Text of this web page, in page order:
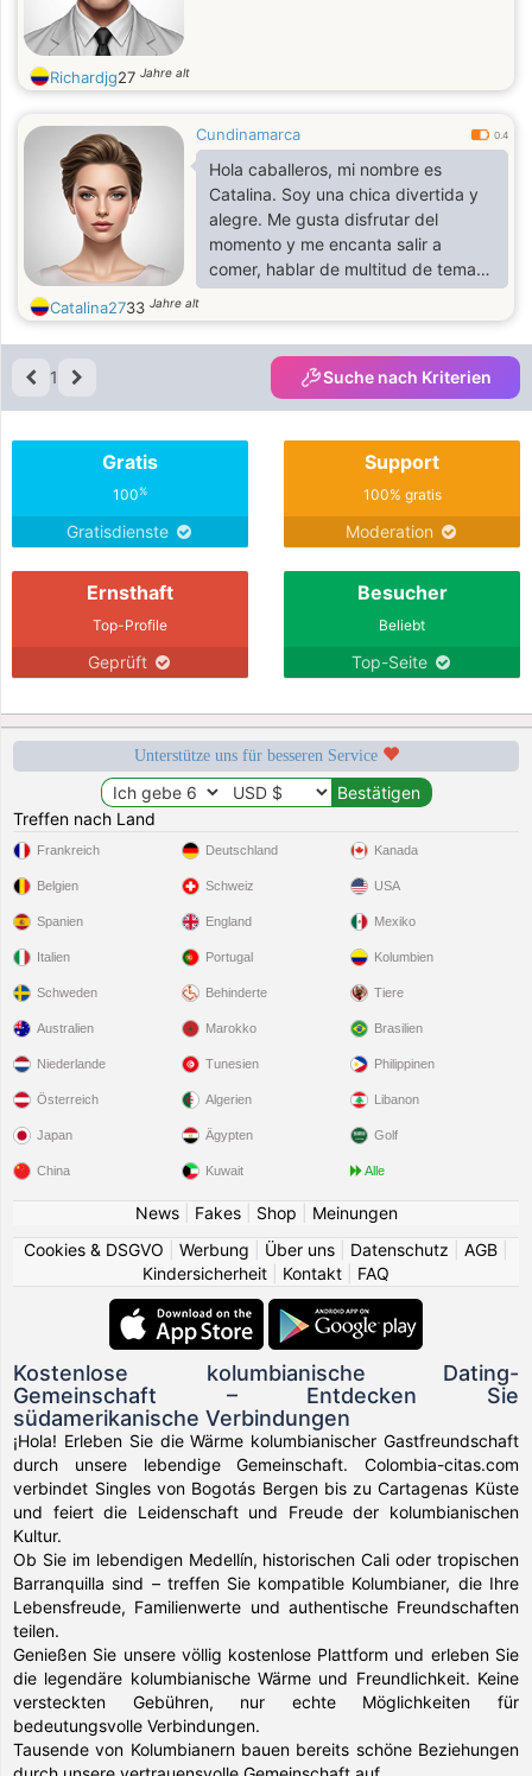
Richardjg27 Jahre alt
Cundinamarca 0.4
Hola caballeros, mi nombre es
Catalina. Soy una chica divertida y
alegre. Me gusta disfrutar del
momento y me encanta salir a
comer, hablar de multitud de temas
y, sobre todo, hacerte pasar un
buen rato. Soy una joven deportista,
muy higiénica y con ganas de
conocer gente nueva
Catalina2733 Jahre alt
1 Suche nach Kriterien
Gratis
100%
Gratisdienste
Support
100% gratis
Moderation
Ernsthaft
Top-Profile
Geprüft
Besucher
Beliebt
Top-Seite
Unterstütze uns für besseren Service
Treffen nach Land
Frankreich
Belgien
Spanien
Italien
Schweden
Deutschland
Schweiz
England
Portugal
Behinderte
Kanada
USA
Mexiko
Kolumbien
Tiere
Australien
Niederlande
Österreich
Japan
China
Marokko
Tunesien
Algerien
Ägypten
Kuwait
Brasilien
Philippinen
Libanon
Golf
Alle
News| Fakes| Shop
Meinungen
Cookies & DSGVO
Werbung Über uns Datenschutz AGB
Kindersicherheit
Kontakt FAQ
Kostenlose kolumbianische Dating-
Gemeinschaft – Entdecken Sie
südamerikanische Verbindungen
¡Hola! Erleben Sie die Wärme kolumbianischer Gastfreundschaft
durch unsere lebendige Gemeinschaft. Colombia-citas.com
verbindet Singles von Bogotás Bergen bis zu Cartagenas Küste
und feiert die Leidenschaft und Freude der kolumbianischen
Kultur.
Ob Sie im lebendigen Medellín, historischen Cali oder tropischen
Barranquilla sind – treffen Sie kompatible Kolumbianer, die Ihre
Lebensfreude, Familienwerte und authentische Freundschaften
teilen.
Genießen Sie unsere völlig kostenlose Plattform und erleben Sie
die legendäre kolumbianische Wärme und Freundlichkeit. Keine
versteckten Gebühren, nur echte Möglichkeiten für
bedeutungsvolle Verbindungen.
Tausende von Kolumbianern bauen bereits schöne Beziehungen